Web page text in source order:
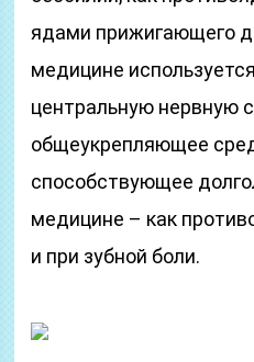
ядами прижигающего
медицине
центральную нервную
общеукрепляющее
способствующее
медицине – как
и при зубной боли.